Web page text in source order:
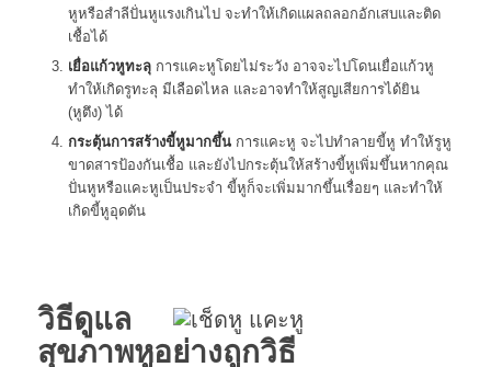
หูหรือสำลีปั่นหูแรงเกินไป จะทำให้เกิดแผลถลอกอักเสบและติด
เชื้อได้
เยื่อแก้วหูทะลุการแคะหูโดยไม่ระวัง อาจจะไปโดนเยื่อแก้วหู
ทำให้เกิดรูทะลุ มีเลือดไหล และอาจทำให้สูญเสียการได้ยิน
(หูตึง) ได้
กระตุ้นการสร้างขี้หูมากขึ้นการแคะหู จะไปทำลายขี้หู ทำให้รูหู
ขาดสารป้องกันเชื้อ และยังไปกระตุ้นให้สร้างขี้หูเพิ่มขึ้นหากคุณ
ปั่นหูหรือแคะหูเป็นป ระจำ ขี้หูก็จะเพิ่มมากขึ้นเรื่อยๆ และทำให้
เกิดขี้หูอุดตัน
วิธีดูแล
สุขภาพหูอย่างถูกวิธี